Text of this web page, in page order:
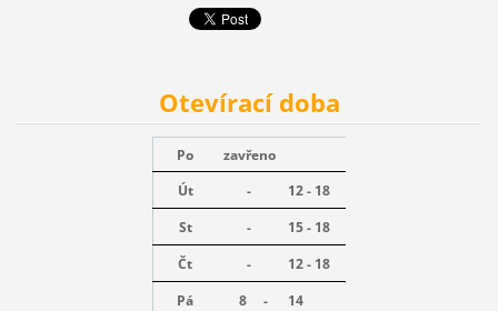
Otevírací doba
Po
zavřeno
Út
-
12 - 18
St
-
15 - 18
Čt
-
12 - 18
Pá
8 - 14